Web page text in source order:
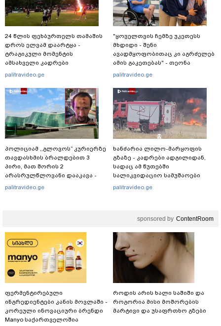
24 წლის ფეხბურთელს თამაშის
დროს ელვამ დაარტყა -
ტრაგიკული მომენტის
ამსახველი კადრები
ტაილანდიდან მედიაში
palitravideo.ge
პოლიციამ ,,გლოვოს” კურიერზე
თავდასხმის ბრალდებით 3
პირი, მათ შორის 2
არასრულწლოვანი დააკავა -
შსს ინფორმაციას ავრცელებს
palitravideo.ge
"ყოველთვის ჩემზე უკეთესს
მხდიდი - შენი
ავადმყოფობითაც კი აგრძელებ
ამის გაკეთებას" - თეონა
კონტრიძე მეუღლეს ემოციურ
palitravideo.ge
ხანძარია ლილო-მარყოფის
გზაზე - კადრები ადგილიდან,
სადაც ამ წუთებში
სალიკვიდაციო სამუშაოები
მიმდინარეობს
palitravideo.ge
sponsored by ContentRoom
ფერმენტირებული
ინგრედიენტები კანის მოვლაში -
კორეული ინოვაციური ბრენდი
Manyo საქართველოშია
როდის არის ხალი საშიში და
როგორია მისი მოშორების
მარტივი და უსაფრთხო გზები